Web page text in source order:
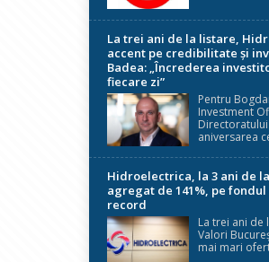
La trei ani de la listare,
accent pe credibilitate și
Badea: „Încrederea
fiecare zi”
Pentru
Investment
aniversarea
Hidroelectrica, la 3 ani de
agregat de 141%, pe
record
La trei ani de
Valori
mai mari